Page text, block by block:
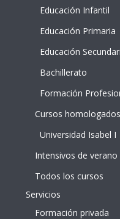
Educación Infantil
Educación Primaria
Educación
Bachillerato
Formación
Cursos homologados
Universidad Isabel I
Intensivos de verano
Todos los cursos
Servicios
Formación privada